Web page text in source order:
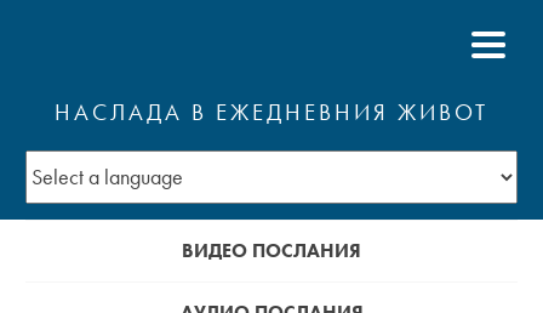
НАСЛАДА В ЕЖЕДНЕВНИЯ ЖИВОТ
ВИДЕО ПОСЛАНИЯ